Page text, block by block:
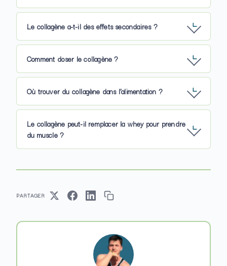
Le collagène a-t-il des effets secondaires ?
Comment doser le collagène ?
Où trouver du collagène dans l’alimentation ?
Le collagène peut-il remplacer la whey pour prendre
du muscle ?
PARTAGER